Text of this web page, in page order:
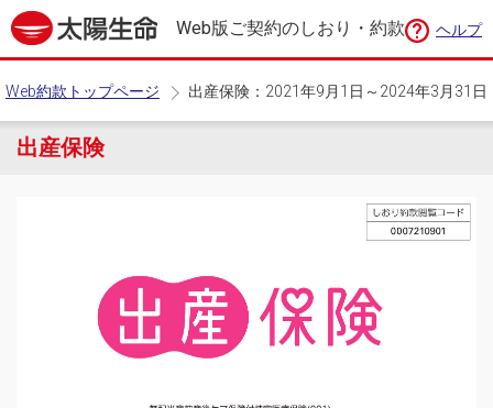
Web版ご契約のしおり・約款 ヘルプ
Web約款トップページ 出産保険：2021年9月1日～2024年3月31日
出産保険